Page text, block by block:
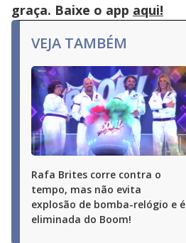
graça. Baixe o app aqui!
VEJA TAMBÉM
Rafa Brites corre contra o
tempo, mas não evita
explosão de bomba-relógio e é
eliminada do Boom!